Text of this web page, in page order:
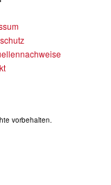
vorbehalten.